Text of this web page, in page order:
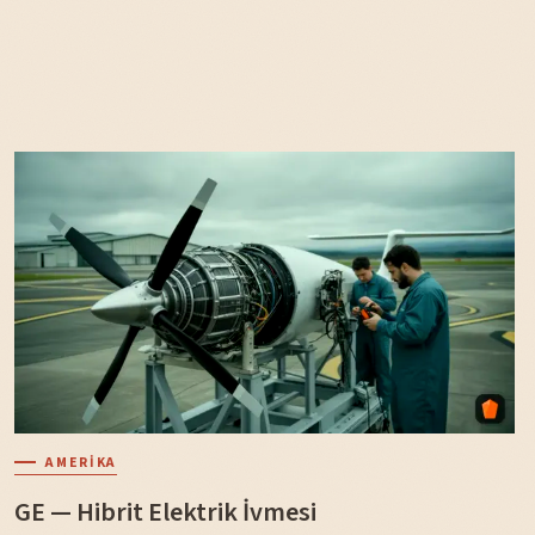
AMERIKA
GE — Hibrit Elektrik İvmesi